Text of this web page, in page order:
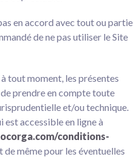
en accord avec tout ou partie
de ne pas utiliser le Site
tout moment, les présentes
prendre en compte toute
et/ou technique.
est accessible en ligne à
conditions-
de même pour les éventuelles